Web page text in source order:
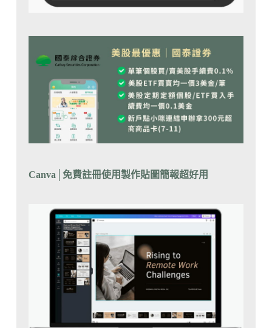
Canva 免費註冊使用製作貼圖簡報超好用